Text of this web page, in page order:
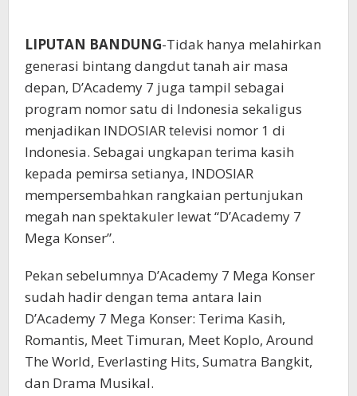
LIPUTAN BANDUNG-Tidak hanya melahirkan
generasi bintang dangdut tanah air masa
depan, D’Academy 7 juga tampil sebagai
program nomor satu di Indonesia sekaligus
menjadikan INDOSIAR televisi nomor 1 di
Indonesia. Sebagai ungkapan terima kasih
kepada pemirsa setianya, INDOSIAR
mempersembahkan rangkaian pertunjukan
megah nan spektakuler lewat “D’Academy 7
Mega Konser”.
Pekan sebelumnya D’Academy 7 Mega Konser
sudah hadir dengan tema antara lain
D’Academy 7 Mega Konser: Terima Kasih,
Romantis, Meet Timuran, Meet Koplo, Around
The World, Everlasting Hits, Sumatra Bangkit,
dan Drama Musikal.